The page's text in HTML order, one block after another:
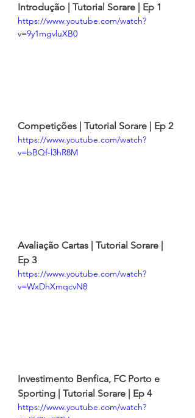
Introdução | Tutorial Sorare | Ep 1
https://www.youtube.com/watch?
v=9y1mgvluXB0
Competições | Tutorial Sorare | Ep 2
https://www.youtube.com/watch?
v=bBQf-l3hR8M
Avaliação Cartas | Tutorial Sorare |
Ep 3
https://www.youtube.com/watch?
v=WxDhXmqcvN8
Investimento Benfica, FC Porto e
Sporting | Tutorial Sorare | Ep 4
https://www.youtube.com/watch?